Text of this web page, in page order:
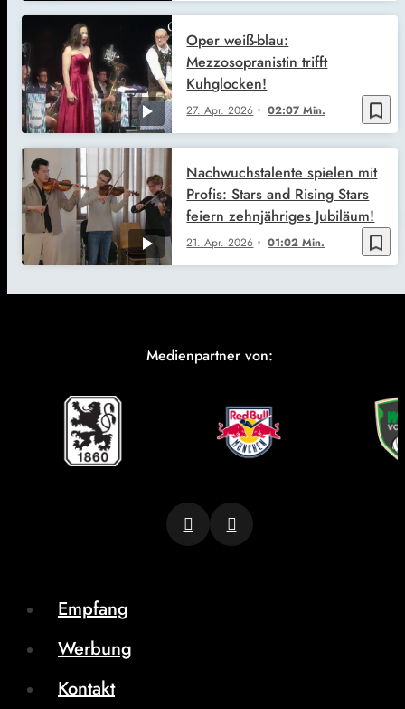
bookmark_border
27. Apr. 2026 02:07 Min.
Oper weiß-blau:
Mezzosopranistin trifft
Kuhglocken!
bookmark_border
21. Apr. 2026 01:02 Min.
Nachwuchstalente spielen mit
Profis: Stars and Rising Stars
feiern zehnjähriges Jubiläum!
Medienpartner von:
Empfang
Werbung
Kontakt